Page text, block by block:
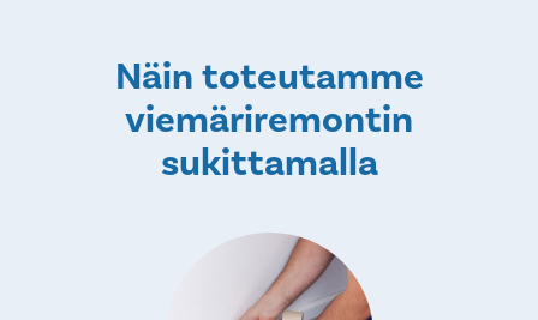
Näin toteutamme
viemäriremontin
sukittamalla